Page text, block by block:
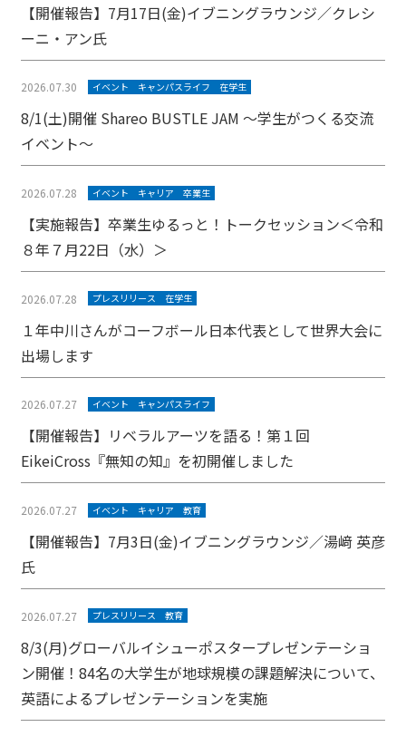
【開催報告】7月17日(金)イブニングラウンジ／クレシ
ーニ・アン氏
2026.07.30 イベント キャンパスライフ 在学生
8/1(土)開催 Shareo BUSTLE JAM ～学生がつくる交流
イベント～
2026.07.28 イベント キャリア 卒業生
【実施報告】卒業生ゆるっと！トークセッション＜令和
８年７月22日（水）＞
2026.07.28 プレスリリース 在学生
１年中川さんがコーフボール日本代表として世界大会に
出場します
2026.07.27 イベント キャンパスライフ
【開催報告】リベラルアーツを語る！第１回
EikeiCross『無知の知』を初開催しました
2026.07.27 イベント キャリア 教育
【開催報告】7月3日(金)イブニングラウンジ／湯﨑 英彦
氏
2026.07.27 プレスリリース 教育
8/3(月)グローバルイシューポスタープレゼンテーショ
ン開催！84名の大学生が地球規模の課題解決について、
英語によるプレゼンテーションを実施